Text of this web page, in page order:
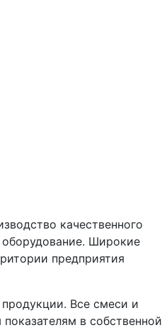
качественного
Широкие
предприятия
Все смеси и
в собственной